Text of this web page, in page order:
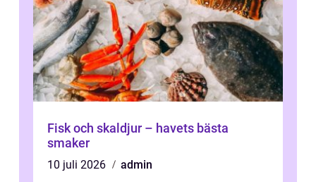
Fisk och skaldjur – havets bästa
smaker
10 juli 2026
admin